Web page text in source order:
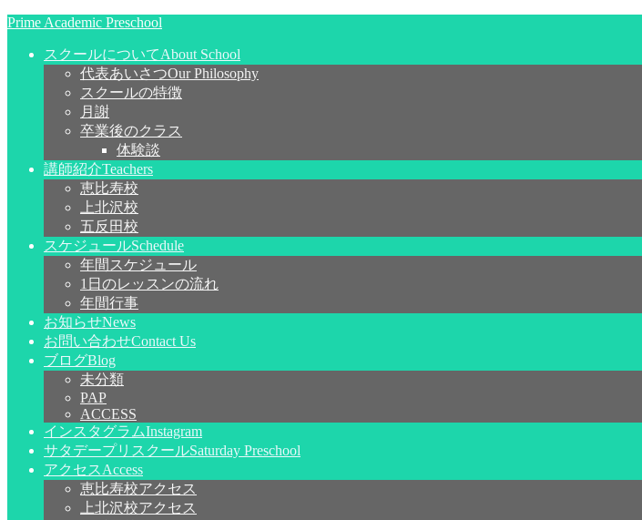
Prime Academic Preschool
スクールについてAbout School
代表あいさつOur Philosophy
スクールの特徴
月謝
卒業後のクラス
体験談
講師紹介Teachers
恵比寿校
上北沢校
五反田校
スケジュールSchedule
年間スケジュール
1日のレッスンの流れ
年間行事
お知らせNews
お問い合わせContact Us
ブログBlog
未分類
PAP
ACCESS
インスタグラムInstagram
サタデープリスクールSaturday Preschool
アクセスAccess
恵比寿校アクセス
上北沢校アクセス